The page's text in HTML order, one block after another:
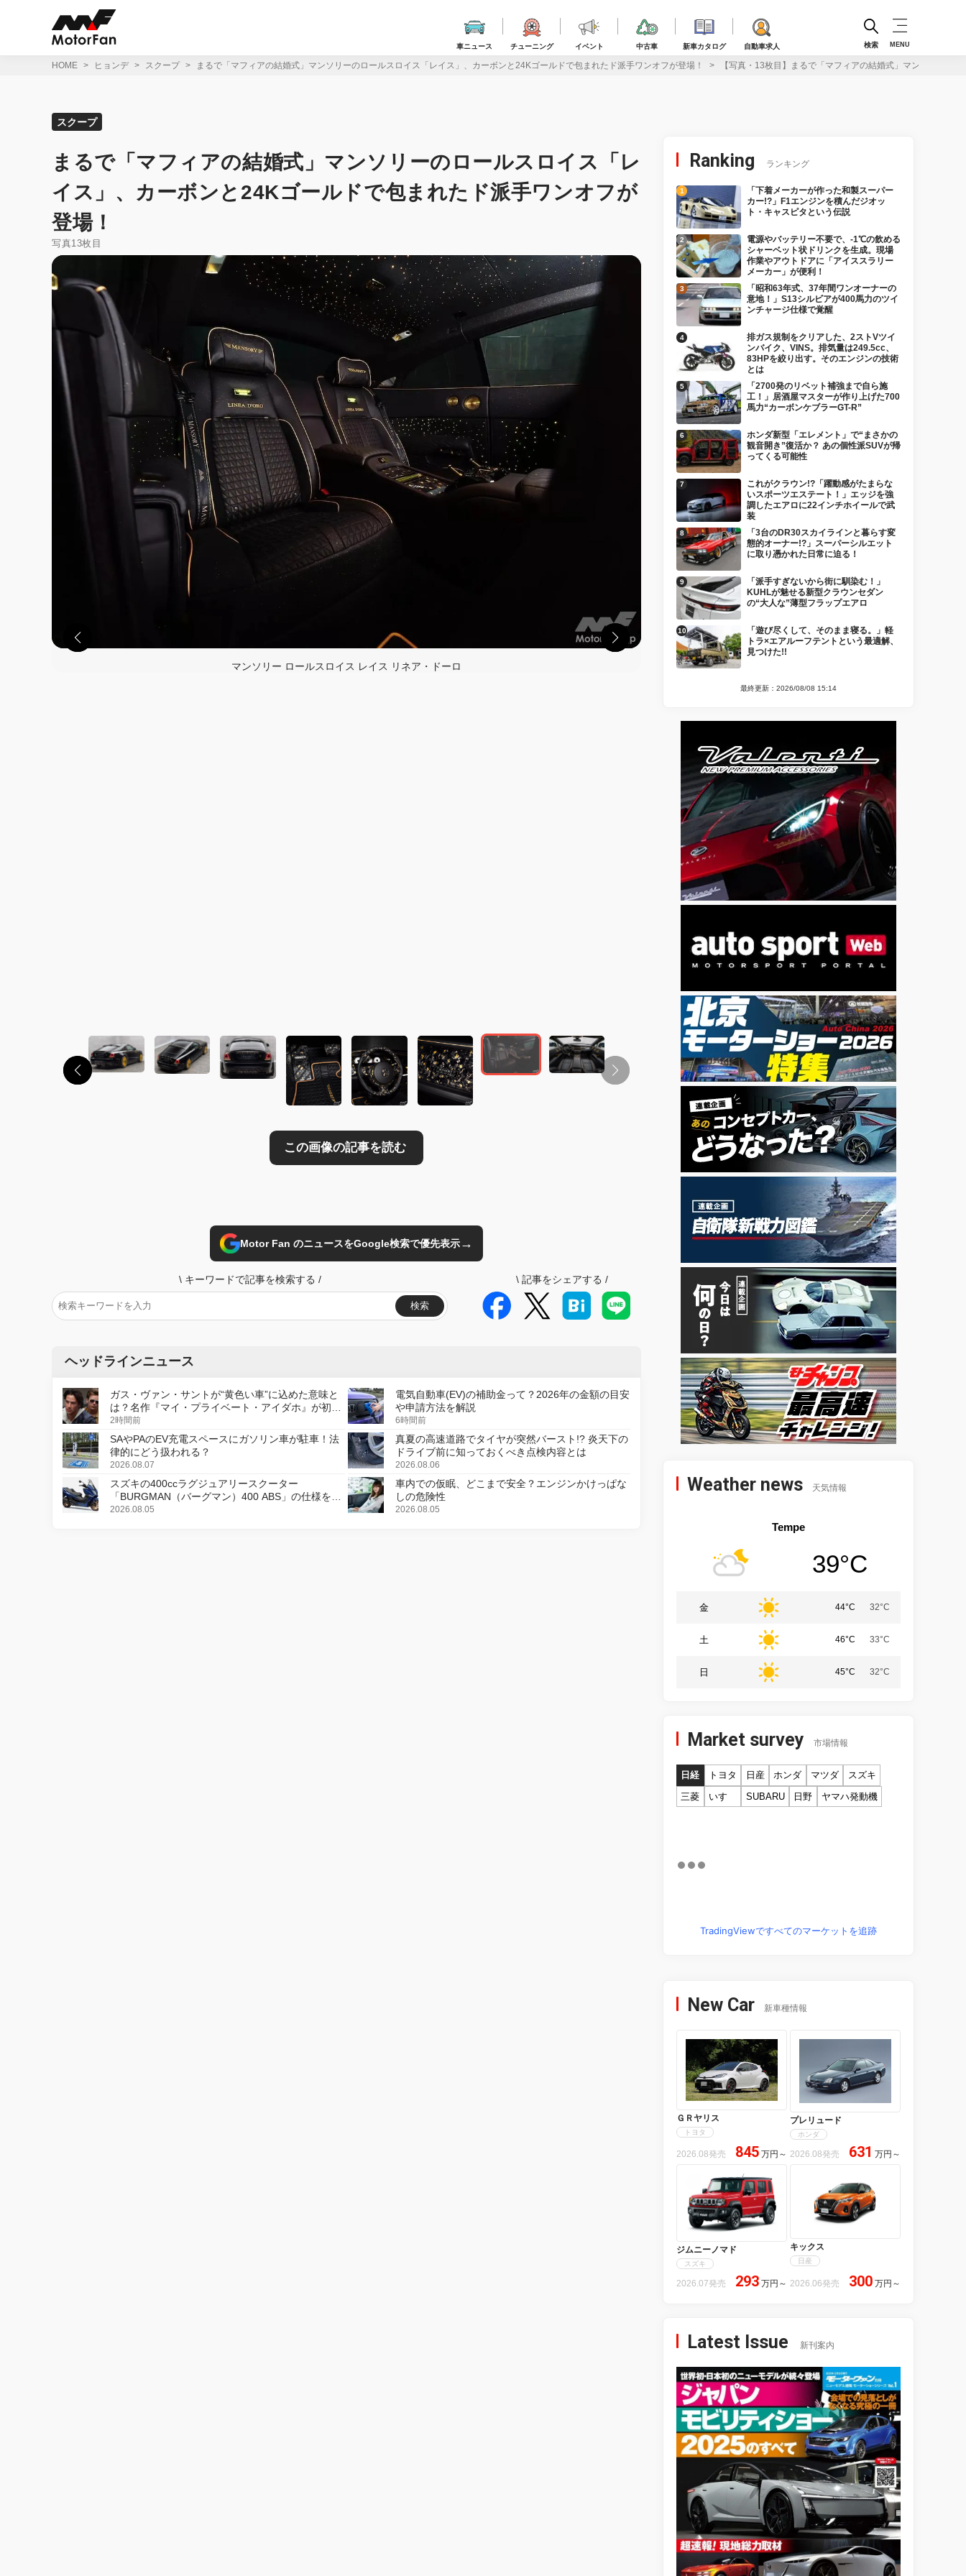
車ニュース チューニング イベント 中古車 新車カタログ 自動車求人 検索 MENU
HOME ヒョンデ スクープ まるで「マフィアの結婚式」マンソリーのロールスロイス「レイス」、カーボンと24Kゴールドで包まれたド派手ワンオフが登場！ 【写真・13枚目】まるで「マフィアの結婚式」マンソリーの
スクープ
まるで「マフィアの結婚式」マンソリーのロールスロイス「レ
イス」、カーボンと24Kゴールドで包まれたド派手ワンオフが
登場！
写真13枚目
マンソリー ロールスロイス レイス リネア・ドーロ
Motor Fan のニュースをGoogle検索で優先表示→
\ キーワードで記事を検索する /
検索
\ 記事をシェアする /
ヘッドラインニュース
ガス・ヴァン・サントが“黄色い車”に込めた意味と
は？名作『マイ・プライベート・アイダホ』が初の
デジタルリマスター版で復活
2時間前
電気自動車(EV)の補助金って？2026年の金額の目安
や申請方法を解説
6時間前
SAやPAのEV充電スペースにガソリン車が駐車！法
律的にどう扱われる？
2026.08.07
真夏の高速道路でタイヤが突然バースト!? 炎天下の
ドライブ前に知っておくべき点検内容とは
2026.08.06
スズキの400ccラグジュアリースクーター
「BURGMAN（バーグマン）400 ABS」の仕様を変
更し、8月18日に発売
2026.08.05
車内での仮眠、どこまで安全？エンジンかけっぱな
しの危険性
2026.08.05
Ranking ランキング
「下着メーカーが作った和製スーパー
カー!?」F1エンジンを積んだジオッ
ト・キャスピタという伝説
電源やバッテリー不要で、-1℃の飲める
シャーベット状ドリンクを生成。現場
作業やアウトドアに「アイススラリー
メーカー」が便利！
「昭和63年式、37年間ワンオーナーの
意地！」S13シルビアが400馬力のツイ
ンチャージ仕様で覚醒
排ガス規制をクリアした、2ストVツイ
ンバイク、VINS。排気量は249.5cc、
83HPを絞り出す。そのエンジンの技術
とは
「2700発のリベット補強まで自ら施
工！」居酒屋マスターが作り上げた700
馬力“カーボンケブラーGT-R”
ホンダ新型「エレメント」で“まさかの
観音開き”復活か？ あの個性派SUVが帰
ってくる可能性
これがクラウン!?「躍動感がたまらな
いスポーツエステート！」エッジを強
調したエアロに22インチホイールで武
装
「3台のDR30スカイラインと暮らす変
態的オーナー!?」スーパーシルエット
に取り憑かれた日常に迫る！
「派手すぎないから街に馴染む！」
KUHLが魅せる新型クラウンセダン
の“大人な”薄型フラップエアロ
「遊び尽くして、そのまま寝る。」軽
トラ×エアルーフテントという最適解、
見つけた!!
最終更新：2026/08/08 15:14
Weather news 天気情報
Tempe
39°C
金 44°C 32°C
土 46°C 33°C
日 45°C 32°C
Market survey 市場情報
日経 トヨタ 日産 ホンダ マツダ
スズキ
三菱
いすゞ SUBARU 日野 ヤマハ発動機
TradingViewですべてのマーケットを追跡
New Car 新車種情報
ＧＲヤリス
トヨタ
2026.08発売 845 万円 ～
プレリュード
ホンダ
2026.08発売 631 万円 ～
ジムニーノマド
スズキ
2026.07発売 293 万円 ～
キックス
日産
2026.06発売 300 万円 ～
Latest Issue 新刊案内